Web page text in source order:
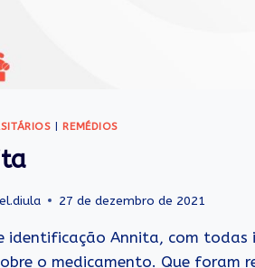
REMÉDIOS
27 de dezembro de 2021
identificação Annita, com todas
o medicamento. Que foram